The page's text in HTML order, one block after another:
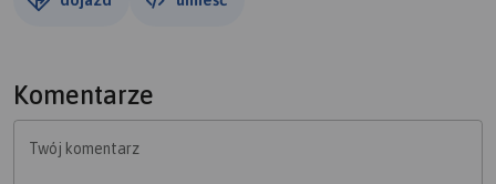
Komentarze
Twój komentarz